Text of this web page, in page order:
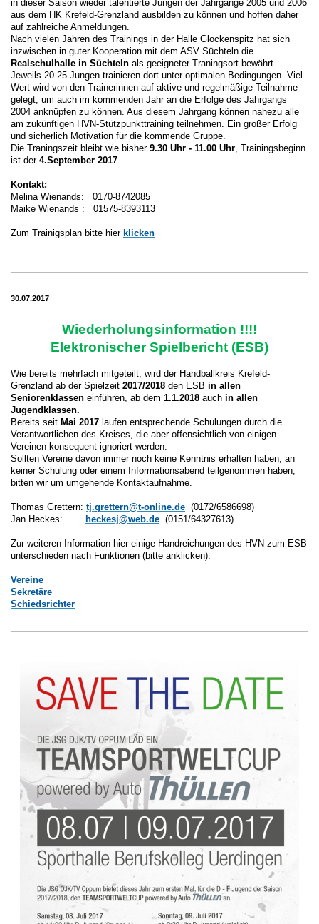
in dieser Saison wieder talentierte Jungen der Jahrgänge 2005 und 2006
aus dem HK Krefeld-Grenzland ausbilden zu können und hoffen daher
auf zahlreiche Anmeldungen.
Nach vielen Jahren des Trainings in der Halle Glockenspitz hat sich
inzwischen in guter Kooperation mit dem ASV Süchteln die
Realschulhalle in Süchteln als geeigneter Traningsort bewährt.
Jeweils 20-25 Jungen trainieren dort unter optimalen Bedingungen. Viel
Wert wird von den Trainerinnen auf aktive und regelmäßige Teilnahme
gelegt, um auch im kommenden Jahr an die Erfolge des Jahrgangs
2004 anknüpfen zu können. Aus diesem Jahrgang können nahezu alle
am zukünftigen HVN-Stützpunkttraining teilnehmen. Ein großer Erfolg
und sicherlich Motivation für die kommende Gruppe.
Die Traningszeit bleibt wie bisher 9.30 Uhr - 11.00 Uhr , Trainingsbeginn
ist der 4.September 2017
Kontakt:
Melina Wienands: 0170-8742085
Maike Wienands : 01575-8393113
Zum Trainigsplan bitte hier klicken
30.07.2017
Wiederholungsinformation !!!!
Elektronischer Spielbericht (ESB)
Wie bereits mehrfach mitgeteilt, wird der Handballkreis Krefeld-
Grenzland ab der Spielzeit 2017/2018 den ESB in allen
Seniorenklassen einführen, ab dem 1.1.2018 auch in allen
Jugendklassen.
Bereits seit Mai 2017 laufen entsprechende Schulungen durch die
Verantwortlichen des Kreises, die aber offensichtlich von einigen
Vereinen konsequent ignoriert werden.
Sollten Vereine davon immer noch keine Kenntnis erhalten haben, an
keiner Schulung oder einem Informationsabend teilgenommen haben,
bitten wir um umgehende Kontaktaufnahme.
Thomas Grettern: tj.grettern@t-online.de (0172/6586698)
Jan Heckes:
heckesj@web.de (0151/64327613)
Zur weiteren Information hier einige Handreichungen des HVN zum ESB
unterschieden nach Funktionen (bitte anklicken):
Vereine
Sekretäre
Schiedsrichter